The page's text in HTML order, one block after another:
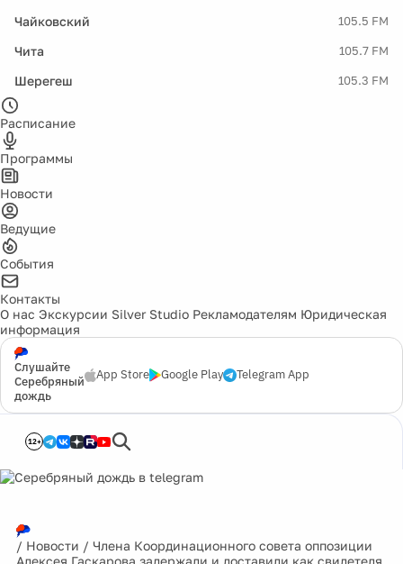
Чайковский 105.5 FM
Чита 105.7 FM
Шерегеш 105.3 FM
Расписание
Программы
Новости
Ведущие
События
Контакты
О нас Экскурсии Silver Studio Рекламодателям Юридическая
информация
Слушайте
Серебряный
дождь
App Store Google Play Telegram App
12+
/ Новости / Члена Координационного совета оппозиции